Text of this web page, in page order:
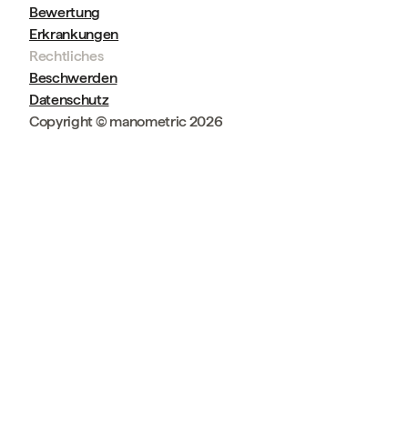
Bewertung
Erkrankungen
Rechtliches
Beschwerden
Datenschutz
Copyright © manometric 2026